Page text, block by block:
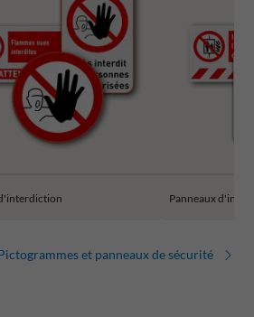
Panneaux
et panneaux de sécurité